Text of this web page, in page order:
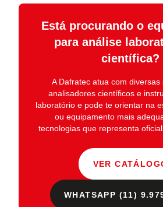
Está procurando o
para análise
científica?
A Dafratec atua com diversas
analisadores científicos e
laboratórioe pode te orientar na
ou equipamento mais
tecnologias que representa
VER
WHATSAPP (11)